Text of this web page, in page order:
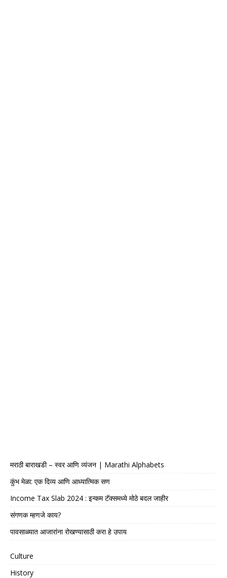
मराठी बाराखडी – स्वर आणि व्यंजन | Marathi Alphabets
कुंभ मेळा: एक दिव्य आणि आध्यात्मिक सण
Income Tax Slab 2024 : इन्कम टॅक्समध्ये मोठे बदल जाहीर
संगणक म्हणजे काय?
पावसाळ्यात आजारांना रोखण्यासाठी करा हे उपाय
Culture
History